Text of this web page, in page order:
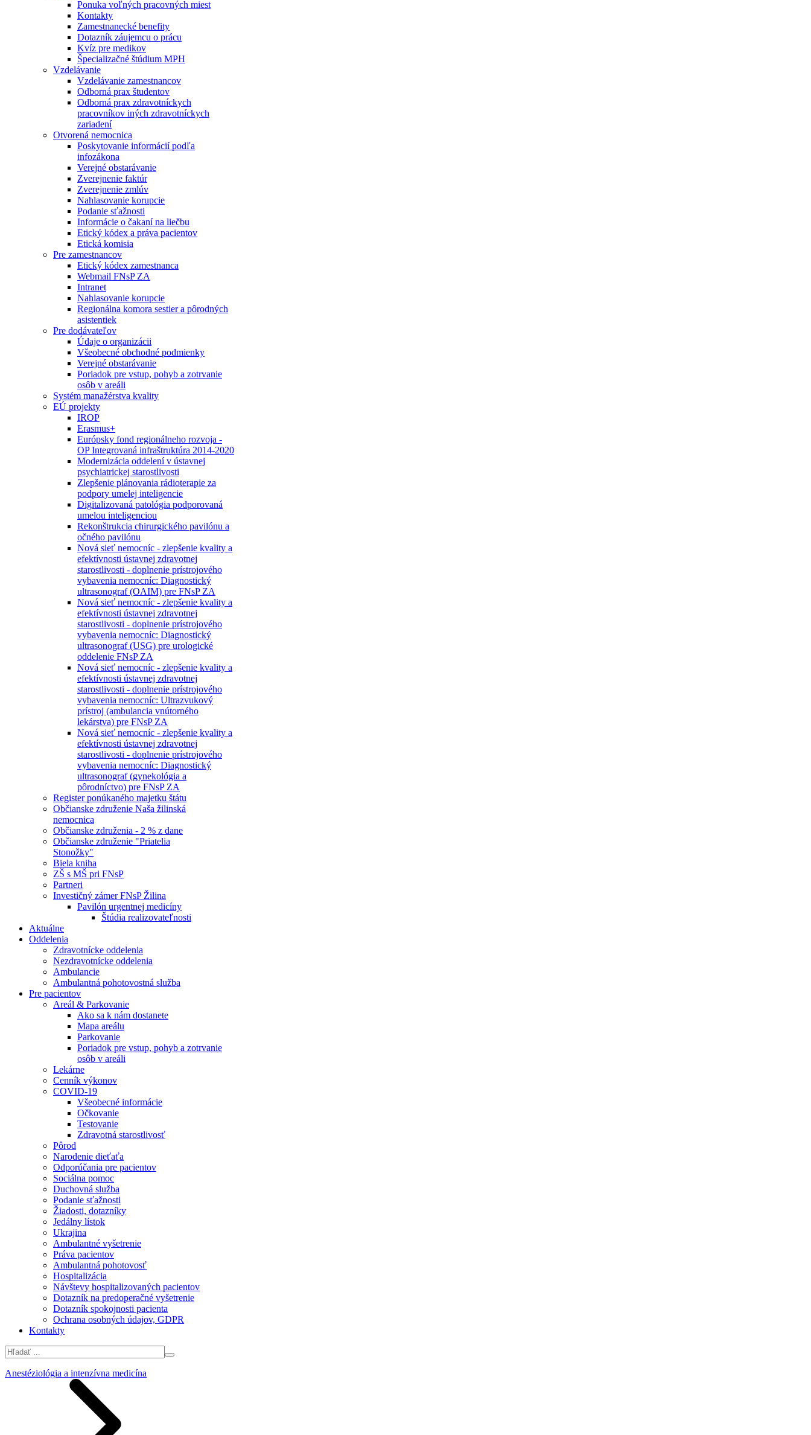
Ponuka voľných pracovných miest
Kontakty
Zamestnanecké benefity
Dotazník záujemcu o prácu
Kvíz pre medikov
Špecializačné štúdium MPH
Vzdelávanie
Vzdelávanie zamestnancov
Odborná prax študentov
Odborná prax zdravotníckych
pracovníkov iných zdravotníckych
zariadení
Otvorená nemocnica
Poskytovanie informácií podľa
infozákona
Verejné obstarávanie
Zverejnenie faktúr
Zverejnenie zmlúv
Nahlasovanie korupcie
Podanie sťažnosti
Informácie o čakaní na liečbu
Etický kódex a práva pacientov
Etická komisia
Pre zamestnancov
Etický kódex zamestnanca
Webmail FNsP ZA
Intranet
Nahlasovanie korupcie
Regionálna komora sestier a pôrodných
asistentiek
Pre dodávateľov
Údaje o organizácii
Všeobecné obchodné podmienky
Verejné obstarávanie
Poriadok pre vstup, pohyb a zotrvanie
osôb v areáli
Systém manažérstva kvality
EÚ projekty
IROP
Erasmus+
Európsky fond regionálneho rozvoja -
OP Integrovaná infraštruktúra 2014-2020
Modernizácia oddelení v ústavnej
psychiatrickej starostlivosti
Zlepšenie plánovania rádioterapie za
podpory umelej inteligencie
Digitalizovaná patológia podporovaná
umelou inteligenciou
Rekonštrukcia chirurgického pavilónu a
očného pavilónu
Nová sieť nemocníc - zlepšenie kvality a
efektívnosti ústavnej zdravotnej
starostlivosti - doplnenie prístrojového
vybavenia nemocníc: Diagnostický
ultrasonograf (OAIM) pre FNsP ZA
Nová sieť nemocníc - zlepšenie kvality a
efektívnosti ústavnej zdravotnej
starostlivosti - doplnenie prístrojového
vybavenia nemocníc: Diagnostický
ultrasonograf (USG) pre urologické
oddelenie FNsP ZA
Nová sieť nemocníc - zlepšenie kvality a
efektívnosti ústavnej zdravotnej
starostlivosti - doplnenie prístrojového
vybavenia nemocníc: Ultrazvukový
prístroj (ambulancia vnútorného
lekárstva) pre FNsP ZA
Nová sieť nemocníc - zlepšenie kvality a
efektívnosti ústavnej zdravotnej
starostlivosti - doplnenie prístrojového
vybavenia nemocníc: Diagnostický
ultrasonograf (gynekológia a
pôrodníctvo) pre FNsP ZA
Register ponúkaného majetku štátu
Občianske združenie Naša žilinská
nemocnica
Občianske združenia - 2 % z dane
Občianske združenie "Priatelia
Stonožky"
Biela kniha
ZŠ s MŠ pri FNsP
Partneri
Investičný zámer FNsP Žilina
Pavilón urgentnej medicíny
Štúdia realizovateľnosti
Aktuálne
Oddelenia
Zdravotnícke oddelenia
Nezdravotnícke oddelenia
Ambulancie
Ambulantná pohotovostná služba
Pre pacientov
Areál & Parkovanie
Ako sa k nám dostanete
Mapa areálu
Parkovanie
Poriadok pre vstup, pohyb a zotrvanie
osôb v areáli
Lekárne
Cenník výkonov
COVID-19
Všeobecné informácie
Očkovanie
Testovanie
Zdravotná starostlivosť
Pôrod
Narodenie dieťaťa
Odporúčania pre pacientov
Sociálna pomoc
Duchovná služba
Podanie sťažnosti
Žiadosti, dotazníky
Jedálny lístok
Ukrajina
Ambulantné vyšetrenie
Práva pacientov
Ambulantná pohotovosť
Hospitalizácia
Návštevy hospitalizovaných pacientov
Dotazník na predoperačné vyšetrenie
Dotazník spokojnosti pacienta
Ochrana osobných údajov, GDPR
Kontakty
Anestéziológia a intenzívna medicína